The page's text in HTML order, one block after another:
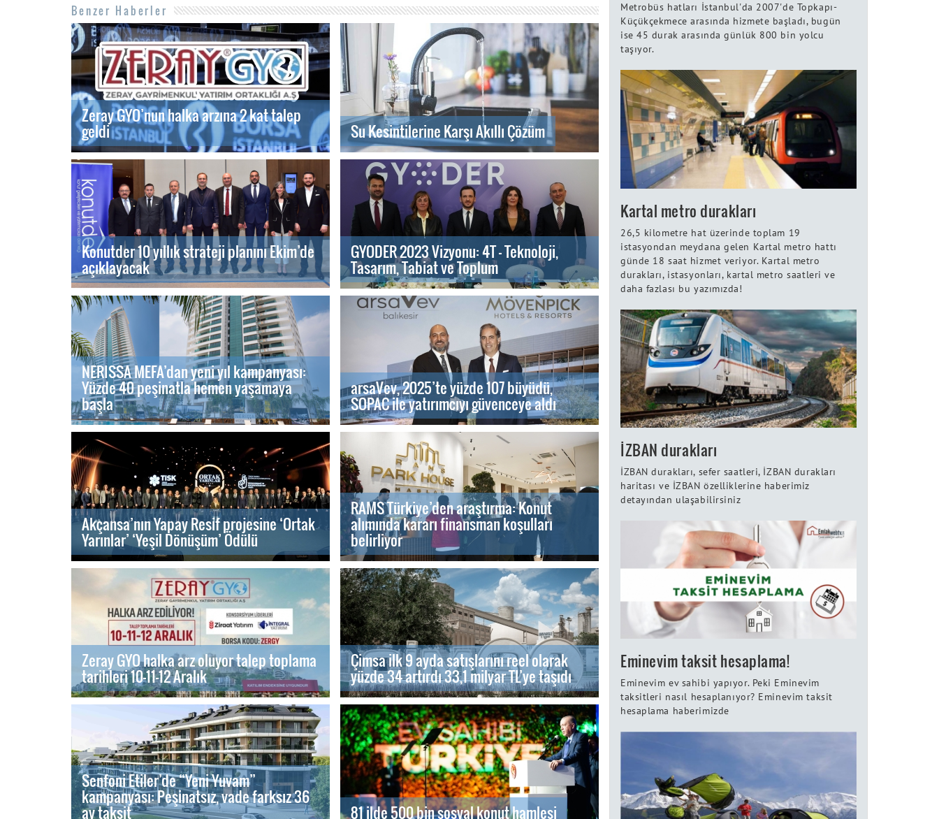
Benzer Haberler
Zeray GYO’nun halka arzına 2 kat talep
geldi Su Kesintilerine Karşı Akıllı Çözüm
Konutder 10 yıllık strateji planını Ekim’de
açıklayacak
GYODER 2023 Vizyonu: 4T - Teknoloji,
Tasarım, Tabiat ve Toplum
NERISSA MEFA’dan yeni yıl kampanyası:
Yüzde 40 peşinatla hemen yaşamaya
başla
arsaVev, 2025’te yüzde 107 büyüdü,
SOPAC ile yatırımcıyı güvenceye aldı
Akçansa’nın Yapay Resif projesine ‘Ortak
Yarınlar’ ‘Yeşil Dönüşüm’ Ödülü
RAMS Türkiye’den araştırma: Konut
alımında kararı finansman koşulları
belirliyor
Zeray GYO halka arz oluyor talep toplama
tarihleri 10-11-12 Aralık
Çimsa ilk 9 ayda satışlarını reel olarak
yüzde 34 artırdı 33,1 milyar TL’ye taşıdı
Senfoni Etiler’de “Yeni Yuvam”
kampanyası: Peşinatsız, vade farksız 36
ay taksit 81 ilde 500 bin sosyal konut hamlesi
Metrobüs hatları İstanbul'da 2007'de Topkapı-
Küçükçekmece arasında hizmete başladı, bugün
ise 45 durak arasında günlük 800 bin yolcu
taşıyor.
Kartal metro durakları
26,5 kilometre hat üzerinde toplam 19
istasyondan meydana gelen Kartal metro hattı
günde 18 saat hizmet veriyor. Kartal metro
durakları, istasyonları, kartal metro saatleri ve
daha fazlası bu yazımızda!
İZBAN durakları
İZBAN durakları, sefer saatleri, İZBAN durakları
haritası ve İZBAN özelliklerine haberimiz
detayından ulaşabilirsiniz
Eminevim taksit hesaplama!
Eminevim ev sahibi yapıyor. Peki Eminevim
taksitleri nasıl hesaplanıyor? Eminevim taksit
hesaplama haberimizde